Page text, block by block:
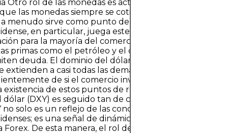
Otro rol de las monedas es actuar como puntos de
las monedas siempre se cotizan en pares, un lado
menudo sirve como punto de referencia para el otro.
en particular, juega este rol a nivel mundial. Es
para la mayoría del comercio internacional, la
primas como el petróleo y el oro, y la unidad en la
deuda. El dominio del dólar significa que los
extienden a casi todas las demás monedas,
de si el comercio involucra directamente a
existencia de estos puntos de referencia explica por
(DXY) es seguido tan de cerca por los traders. Un
no solo es un reflejo de las condiciones económicas
es una señal de dinámicas cambiantes en todo
Forex. De esta manera, el rol de referencia de las